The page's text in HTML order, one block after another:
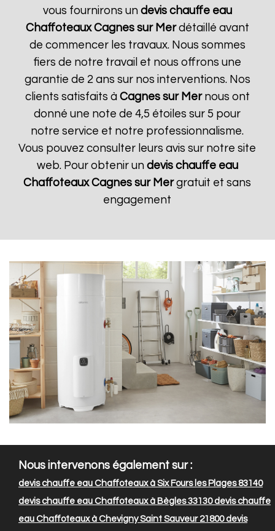
vous fournirons un devis chauffe eau
Chaffoteaux Cagnes sur Merdétaillé avant
de commencer les travaux. Nous sommes
fiers de notre travail et nous offrons une
garantie de 2 ans sur nos interventions. Nos
clients satisfaits à Cagnes sur Mernous ont
donné une note de 4,5 étoiles sur 5 pour
notre service et notre professionnalisme.
Vous pouvez consulter leurs avis sur notre site
web. Pour obtenir un devis chauffe eau
Chaffoteaux Cagnes sur Mergratuit et sans
engagement
Nous intervenons également sur :
devis chauffe eau Chaffoteaux à Six Fours les Plages 83140
devis chauffe eau Chaffoteaux à Bègles 33130devis chauffe
eau Chaffoteaux à Chevigny Saint Sauveur 21800devis